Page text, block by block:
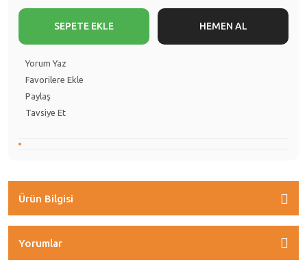
SEPETE EKLE HEMEN AL
Yorum Yaz
Paylaş
Tavsiye Et
Ürün Bilgisi
Yorumlar